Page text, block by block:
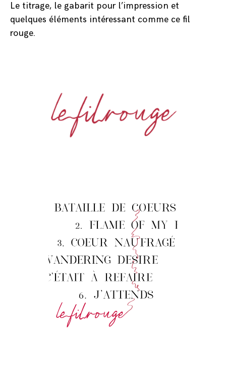
Le titrage, le gabarit pour l’impression et
quelques éléments intéressant comme ce fil
rouge.